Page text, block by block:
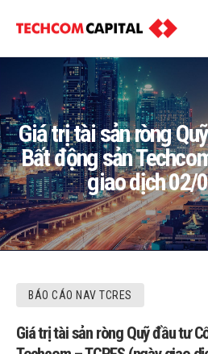
Giá trị tài sản ròng
Bất động sản
giao dịch 02/
BÁO CÁO NAV TCRES
Giá trị tài sản ròng Quỹ đầu tư